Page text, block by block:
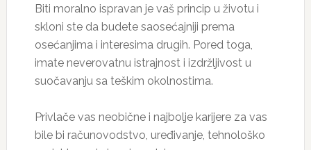
Biti moralno ispravan je vaš princip u životu i
skloni ste da budete saosećajniji prema
osećanjima i interesima drugih. Pored toga,
imate neverovatnu istrajnost i izdržljivost u
suočavanju sa teškim okolnostima.
Privlače vas neobične i najbolje karijere za vas
bile bi računovodstvo, uređivanje, tehnološko